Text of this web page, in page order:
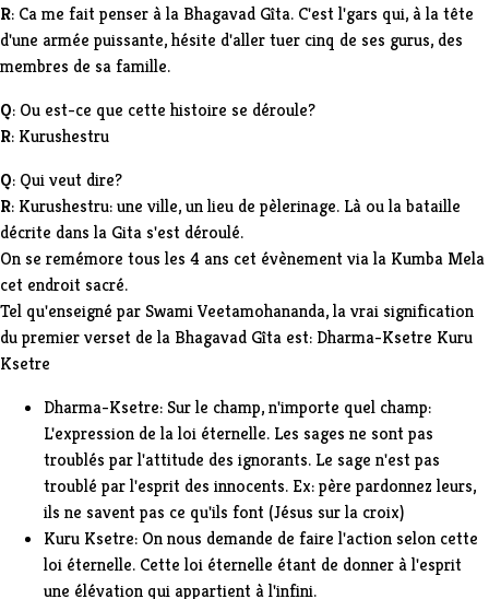
R: Ca me fait penser à la Bhagavad Gîta. C'est l'gars qui, à la tête
d'une armée puissante, hésite d'aller tuer cinq de ses gurus, des
membres de sa famille.
Q: Ou est-ce que cette histoire se déroule?
R: Kurushestru
Q: Qui veut dire?
R: Kurushestru: une ville, un lieu de pèlerinage. Là ou la bataille
décrite dans la Gita s'est déroulé.
On se remémore tous les 4 ans cet évènement via la Kumba Mela
cet endroit sacré.
Tel qu'enseigné par Swami Veetamohananda, la vrai signification
du premier verset de la Bhagavad Gîta est: Dharma-Ksetre Kuru
Ksetre
Dharma-Ksetre: Sur le champ, n'importe quel champ:
L'expression de la loi éternelle. Les sages ne sont pas
troublés par l'attitude des ignorants. Le sage n'est pas
troublé par l'esprit des innocents. Ex: père pardonnez leurs,
ils ne savent pas ce qu'ils font (Jésus sur la croix)
Kuru Ksetre: On nous demande de faire l'action selon cette
loi éternelle. Cette loi éternelle étant de donner à l'esprit
une élévation qui appartient à l'infini.